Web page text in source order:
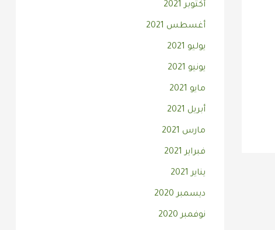
أكتوبر 2021
أغسطس 2021
يوليو 2021
يونيو 2021
مايو 2021
أبريل 2021
مارس 2021
فبراير 2021
يناير 2021
ديسمبر 2020
نوفمبر 2020